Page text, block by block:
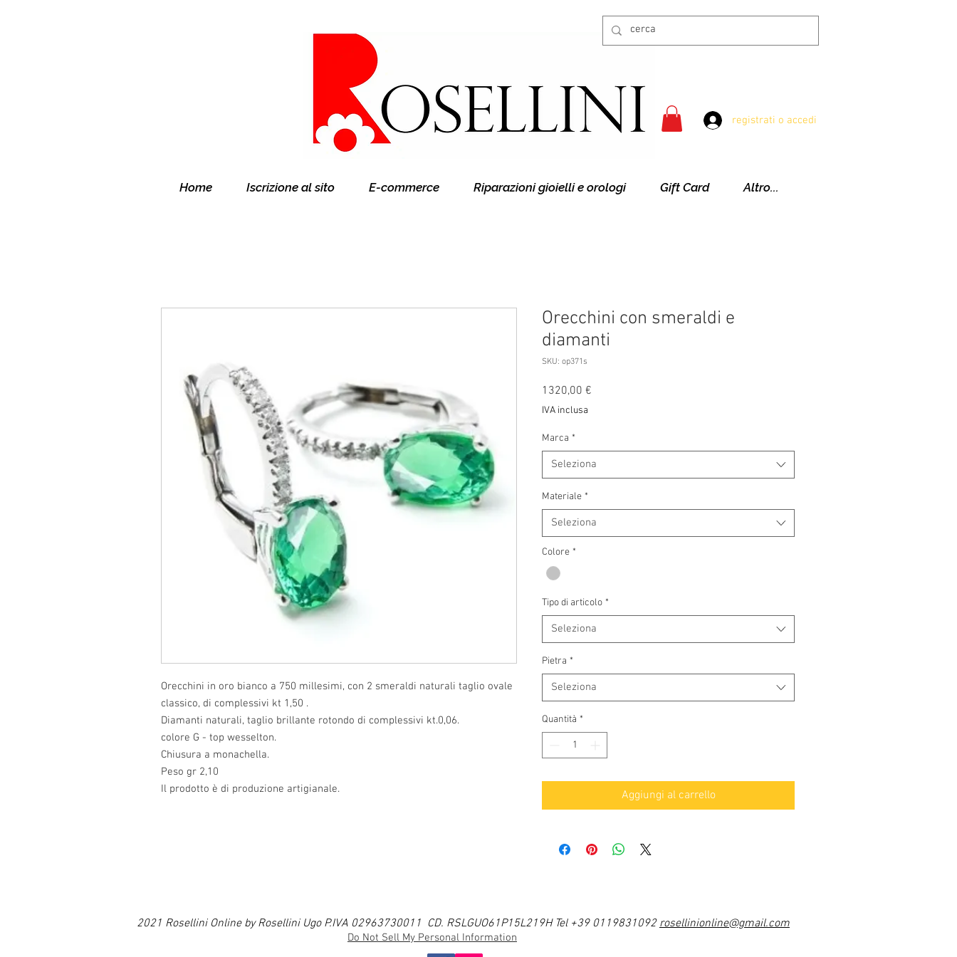
Gioielleria Rosellini
Rosellini online
registrati o accedi
Home Iscrizione al sito E-commerce Riparazioni gioielli e orologi Gift Card Altro...
Orecchini in oro bianco a 750 millesimi, con 2 smeraldi naturali taglio ovale
classico, di complessivi kt 1,50 .
Diamanti naturali, taglio brillante rotondo di complessivi kt.0,06.
colore G - top wesselton.
Chiusura a monachella.
Peso gr 2,10
Il prodotto è di produzione artigianale.
Orecchini con smeraldi e
diamanti
SKU: op371s
1320,00 €
IVA inclusa
Marca *
Seleziona
Materiale *
Seleziona
Colore *
Tipo di articolo *
Seleziona
Pietra *
Seleziona
Quantità *
Aggiungi al carrello
2021 Rosellini Online by Rosellini Ugo P.IVA 02963730011 CD. RSLGUO61P15L219H Tel +39 0119831092rosellinionline@gmail.com
Do Not Sell My Personal Information